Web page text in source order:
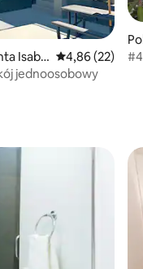
102
Isabe Średnia ocena:
4,86 (22)
jednoosobowy